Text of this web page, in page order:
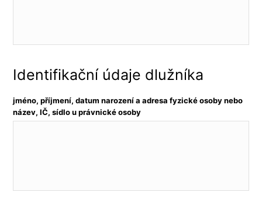
Identifikační údaje dlužníka
jméno, příjmení, datum narození a adresa fyzické osoby nebo
název, IČ, sídlo u právnické osoby